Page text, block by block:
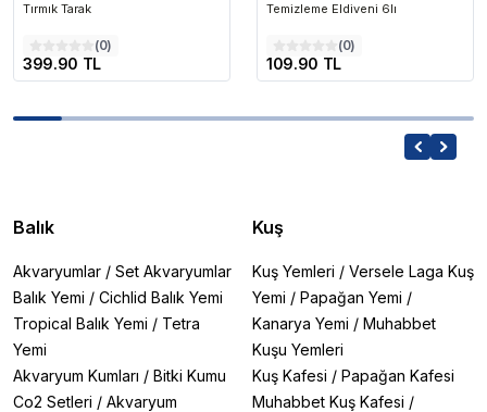
Tırmık Tarak
(0)
399.90 TL
Temizleme Eldiveni 6lı
(0)
109.90 TL
Balık
Akvaryumlar / Set Akvaryumlar
Balık Yemi / Cichlid Balık Yemi
Tropical Balık Yemi / Tetra
Yemi
Akvaryum Kumları / Bitki Kumu
Co2 Setleri / Akvaryum
Kuş
Kuş Yemleri / Versele Laga Kuş
Yemi / Papağan Yemi /
Kanarya Yemi / Muhabbet
Kuşu Yemleri
Kuş Kafesi / Papağan Kafesi
Muhabbet Kuş Kafesi /